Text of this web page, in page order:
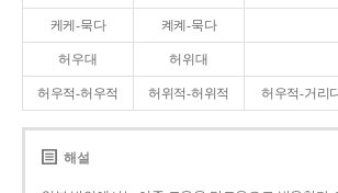
케케-묵다 켸켸-묵다
허우대 허위대
허우적-허우적 허위적-허위적 허우적-거리
해설